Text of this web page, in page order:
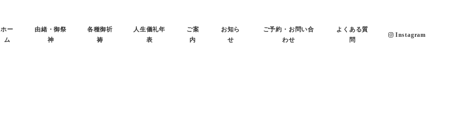
ホー
ム
由緒・御祭
神
各種御祈
祷
人生儀礼年
表
ご案
内
お知ら
せ
ご予約・お問い合
わせ
よくある質
問
Instagram